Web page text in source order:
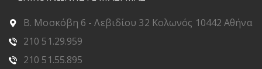
Β. Μοσκόβη 6 - Λεβιδίου 32 Κολωνός 10442 Αθήνα
210 51.29.959
210 51.55.895